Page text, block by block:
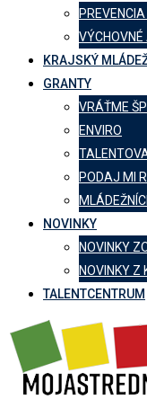
VÝCHOVNÉ
KRAJSKÝ
GRANTY
VRÁŤME
ENVIRO
PODAJ MI
NOVINKY
NOVINKY
NOVINKY Z
TALENTCENTRUM